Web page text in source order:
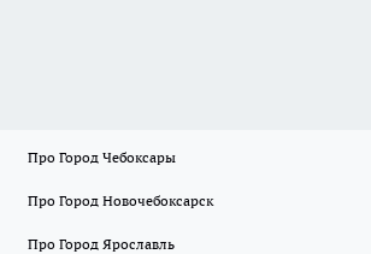
Про Город Чебоксары
Про Город Новочебоксарск
Про Город Ярославль